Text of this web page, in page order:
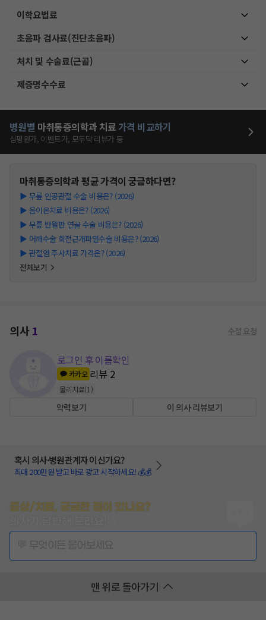
이학요법료
초음파 검사료(진단초음파)
처치 및 수술료(근골)
제증명수수료
병원별 마취통증의학과 치료가격 비교하기
심평원가, 이벤트가, 모두닥 리뷰가 등
마취통증의학과평균 가격이 궁금하다면?
▶ 무릎 인공관절 수술 비용은? (2026)
▶ 음이온치료 비용은? (2026)
▶ 무릎 반월판 연골 수술 비용은? (2026)
▶ 어깨수술 회전근개파열수술 비용은? (2026)
▶ 관절염 주사치료 가격은? (2026)
전체보기
의사1 수정 요청
로그인 후 이름확인
카카오 리뷰 2
물리치료(1 )
약력보기 이 의사 리뷰보기
혹시 의사·병원관계자 이신가요?
최대 200만원 받고 바로 광고 시작하세요! 💰💰
증상/치료, 궁금한 점이 있나요?
맨 위로 돌아가기